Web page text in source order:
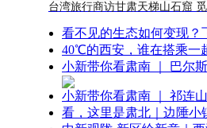
台湾旅行商访甘肃天梯山石窟
看不见的生态如何变现？
40℃的西安，谁在搭乘一
小新带你看肃南 ｜ 巴尔
小新带你看肃南 ｜ 祁连
看，这里是肃北｜边陲小